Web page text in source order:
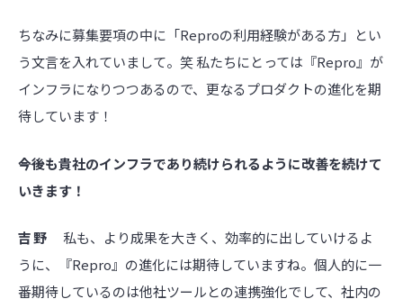
ちなみに募集要項の中に「Reproの利用経験がある方」とい
う文言を入れていまして。笑 私たちにとっては『Repro』が
インフラになりつつあるので、更なるプロダクトの進化を期
待しています！
――今後も貴社のインフラであり続けられるように改善を続けて
いきます！
吉野 私も、より成果を大きく、効率的に出していけるよ
うに、『Repro』の進化には期待していますね。個人的に一
番期待しているのは他社ツールとの連携強化でして、社内の